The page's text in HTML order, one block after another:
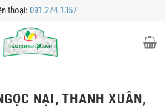
thoại: 091.274.1357
NẠI, THANH XUÂN,